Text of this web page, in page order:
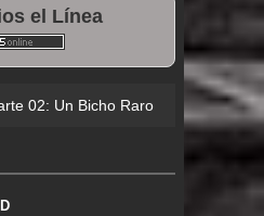
el Línea
02: Un Bicho Raro